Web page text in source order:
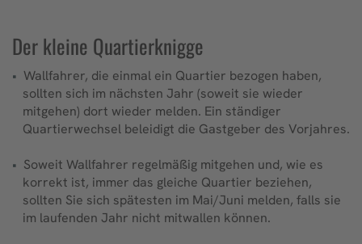
Der kleine Quartierknigge
Wallfahrer, die einmal ein Quartier bezogen haben,
sollten sich im nächsten Jahr (soweit sie wieder
mitgehen) dort wieder melden. Ein ständiger
Quartierwechsel beleidigt die Gastgeber des Vorjahres.
Soweit Wallfahrer regelmäßig mitgehen und, wie es
korrekt ist, immer das gleiche Quartier beziehen,
sollten Sie sich spätesten im Mai/Juni melden, falls sie
im laufenden Jahr nicht mitwallen können.